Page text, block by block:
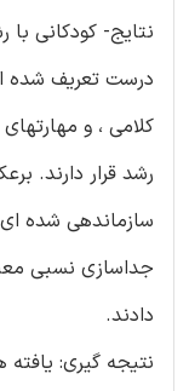
نتایج- کودکانی
درست تعریف شده
کلامی ، و
رشد قرار دارند.
سازماندهی شده
جداسازی نسبی
دادند.
نتیجه گیری: